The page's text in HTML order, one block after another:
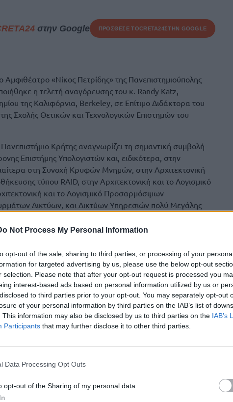
Not Process My Personal Information
opt-out of the sale, sharing to third parties, or processing of your
for targeted advertising by us, please use the below opt-out
selection. Please note that after your opt-out request is processed you
interest-based ads based on personal information utilized by us or
to third parties prior to your opt-out. You may separately opt-out
of your personal information by third parties on the IAB’s list of
This information may also be disclosed by us to third parties on the IAB’s
Participants that may further disclose it to other third parties.
Data Processing Opt Outs
opt-out of the Sharing of my personal data.
στην Google ΠΡΟΣΘΕΣΕ ΤΟCRETA24ΣΤΗΝ GOOGLE
«Νίκος Πετρίδης» της Πανεπιστημιούπολης
η τελετή αναγόρευσης του κ. Randy Katz,
της Καλιφόρνια, Berkeley, σε Επίτιμο Διδάκτορα του
Σχολής Θετικών και Τεχνολογικών Επιστημών του
Κρήτης αναγνωρίζει τη σημαντική συμβολή
Επιστήμης Υπολογιστών και, ειδικότερα, στην
στη Συνοχή Κρυφών Μνημών, στην Αρχιτεκτονική
τύπου RAID, στην Αρχιτεκτονική και το Λογισμικό
και το Λογισμικό Προσαρμόσιμων
Δικτύων, και Δικτύων Υπηρεσιών πολύ Μεγάλης
από την Αντιπρύτανη Ακαδημαϊκών Υποθέσεων,
του Πανεπιστημίου Κρήτης, Καθηγήτρια Μαρία
από τον Πρόεδρο του Τμήματος Επιστήμης
Μαγκούτη.
του Τμήματος Επιστήμης Υπολογιστών κ. Μανόλης
έργο και την προσφορά του τιμώμενου.
δίπλωμα αναγνώστηκαν από τον Πρόεδρο του
Κωνσταντίνο Μαγκούτη και η περιένδυση με την
των τίτλων και του μεταλλίου, πραγματοποιήθηκαν
Δια Βίου Μάθησης και Ερευνητικής Πολιτικής
Μαρία Βαμβακάκη.
και την ομιλία του τιμώμενου, με θέμα: «An
Career in Six Projects».